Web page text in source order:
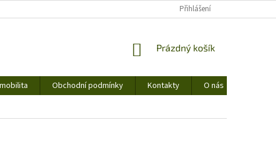
Přihlášení
NÁKUPNÍ
Prázdný košík
Obchodní podmínky Kontakty
O nás